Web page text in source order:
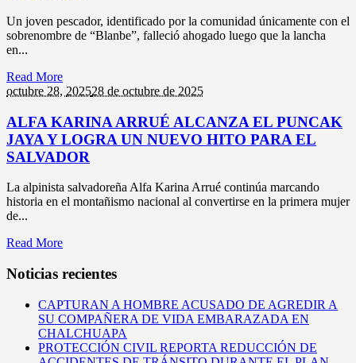
Un joven pescador, identificado por la comunidad únicamente con el
sobrenombre de “Blanbe”, falleció ahogado luego que la lancha
en...
Read More
octubre 28, 202528 de octubre de 2025
ALFA KARINA ARRUÉ ALCANZA EL PUNCAK
JAYA Y LOGRA UN NUEVO HITO PARA EL
SALVADOR
La alpinista salvadoreña Alfa Karina Arrué continúa marcando
historia en el montañismo nacional al convertirse en la primera mujer
de...
Read More
Noticias recientes
CAPTURAN A HOMBRE ACUSADO DE AGREDIR A
SU COMPAÑERA DE VIDA EMBARAZADA EN
CHALCHUAPA
PROTECCIÓN CIVIL REPORTA REDUCCIÓN DE